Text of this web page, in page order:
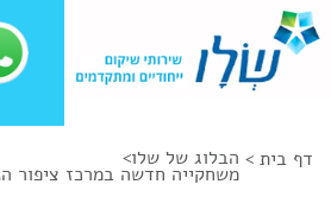
דף בית > הבלוג של שלו>
משחקייה חדשה במרכז ציפור